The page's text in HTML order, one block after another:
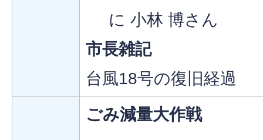
に 小林 博さん
市長雑記
台風18号の復旧経過
ごみ減量大作戦